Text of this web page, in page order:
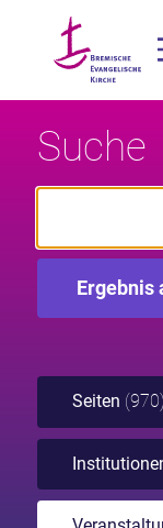
Suche
Seiten (970)